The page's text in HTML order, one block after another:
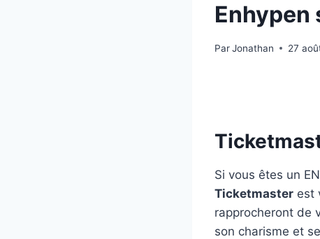
Enhypen
ParJonathan 27
Si vous êtes un
Ticketmaster est
rapprocheront de
son charisme et